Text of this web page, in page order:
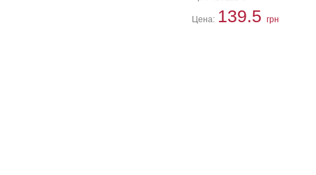
Цена: 139.5 грн